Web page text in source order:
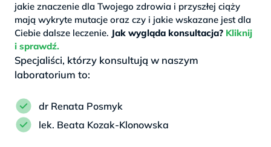
jakie znaczenie dla Twojego zdrowia i przyszłej ciąży
mają wykryte mutacje oraz czy i jakie wskazane jest dla
Ciebie dalsze leczenie. Jak wygląda konsultacja? Kliknij
i sprawdź.
Specjaliści, którzy konsultują w naszym
laboratorium to:
dr Renata Posmyk
lek. Beata Kozak-Klonowska